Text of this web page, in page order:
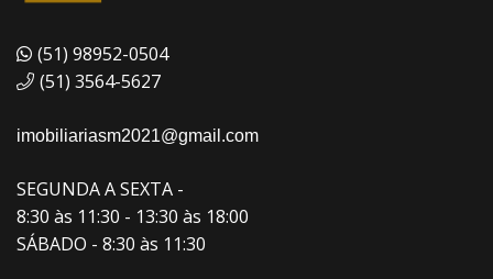
(51) 98952-0504
(51) 3564-5627
imobiliariasm2021@gmail.com
SEGUNDA A SEXTA -
8:30 às 11:30 - 13:30 às 18:00
SÁBADO - 8:30 às 11:30